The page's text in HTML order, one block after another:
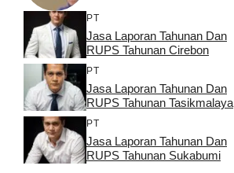
PT
Jasa Laporan Tahunan Dan
RUPS Tahunan Cirebon
PT
Jasa Laporan Tahunan Dan
RUPS Tahunan Tasikmalaya
PT
Jasa Laporan Tahunan Dan
RUPS Tahunan Sukabumi